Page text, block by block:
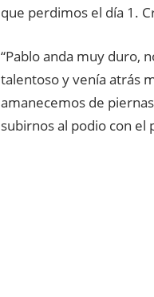
que perdimos el día 1.
“Pablo anda muy duro,
talentoso y venía atrás
amanecemos de
subirnos al podio con el